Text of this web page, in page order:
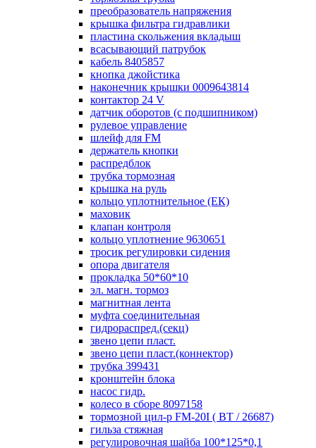
преобразователь напряжения
крышка фильтра гидравлики
пластина скольжения вкладыш
всасывающий патрубок
кабель 8405857
кнопка джойстика
наконечник крышки 0009643814
контактор 24 V
датчик оборотов (с подшипником)
рулевое управление
шлейф для FM
держатель кнопки
распредблок
трубка тормозная
крышка на руль
кольцо уплотнительное (ЕК)
маховик
клапан контроля
кольцо уплотнение 9630651
тросик регулировки сидения
опора двигателя
прокладка 50*60*10
эл. магн. тормоз
магнитная лента
муфта соединительная
гидрораспред.(секц)
звено цепи пласт.
звено цепи пласт.(коннектор)
трубка 399431
кронштейн блока
насос гидр.
колесо в сборе 8097158
тормозной цил-р FM-20I ( ВТ / 26687)
гильза стяжная
регулировочная шайба 100*125*0,1